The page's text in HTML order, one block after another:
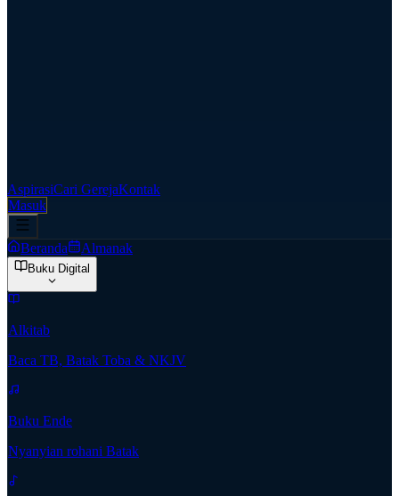
AspirasiCari GerejaKontak
Masuk
Beranda Almanak
Buku Digital
Alkitab
Baca TB, Batak Toba & NKJV
Buku Ende
Nyanyian rohani Batak